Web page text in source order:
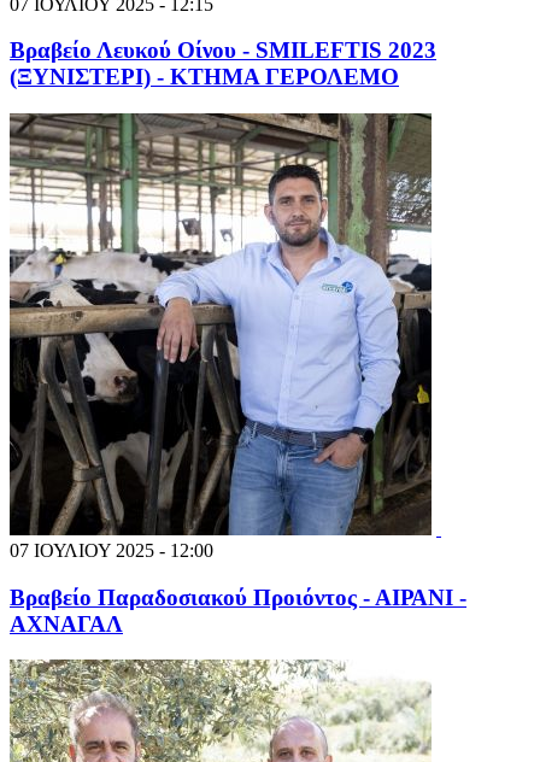
Βραβείο Λευκού Οίνου - SMILEFTIS 2023
(ΞΥΝΙΣΤΕΡΙ) - ΚΤΗΜΑ ΓΕΡΟΛΕΜΟ
07 ΙΟΥΛΙΟΥ 2025 - 12:00
Βραβείο Παραδοσιακού Προιόντος - ΑΙΡΑΝΙ -
ΑΧΝΑΓΑΛ